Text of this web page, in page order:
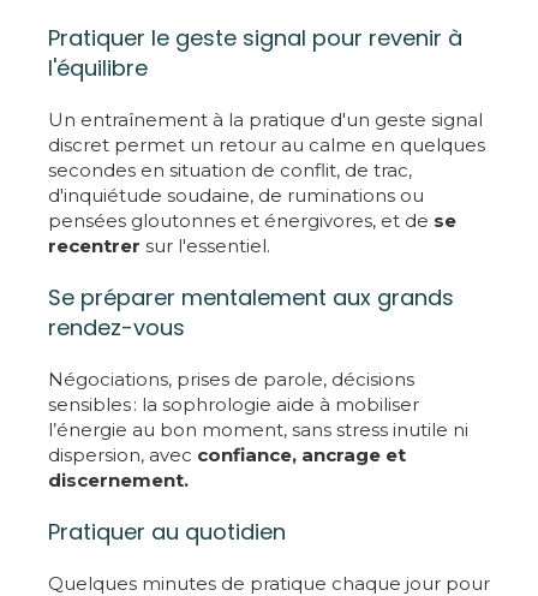
Pratiquer le geste signal pour revenir à
l'équilibre
Un entraînement à la pratique d'un geste signal
discret permet un retour au calme en quelques
secondes en situation de conflit, de trac,
d'inquiétude soudaine, de ruminations ou
pensées gloutonnes et énergivores, et de se
recentrer sur l'essentiel.
Se préparer mentalement aux grands
rendez-vous
Négociations, prises de parole, décisions
sensibles : la sophrologie aide à mobiliser
l’énergie au bon moment, sans stress inutile ni
dispersion, avec confiance, ancrage et
discernement.
Pratiquer au quotidien
Quelques minutes de pratique chaque jour pour